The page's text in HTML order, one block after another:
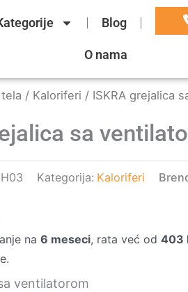
Blog
O nama
/ Kaloriferi / ISKRA grejalica
sa
Kategorija: Kaloriferi
na 6 meseci, rata već od 403
ventilatorom